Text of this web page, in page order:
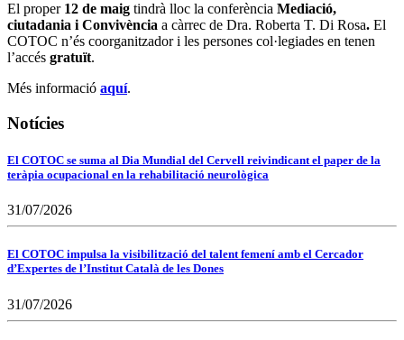
El proper 12 de maig tindrà lloc la conferència Mediació,
ciutadania i Convivència a càrrec de Dra. Roberta T. Di Rosa. El
COTOC n’és coorganitzador i les persones col·legiades en tenen
l’accés gratuït.
Més informació aquí.
Notícies
El COTOC se suma al Dia Mundial del Cervell reivindicant el paper de la
teràpia ocupacional en la rehabilitació neurològica
31/07/2026
El COTOC impulsa la visibilització del talent femení amb el Cercador
d’Expertes de l’Institut Català de les Dones
31/07/2026